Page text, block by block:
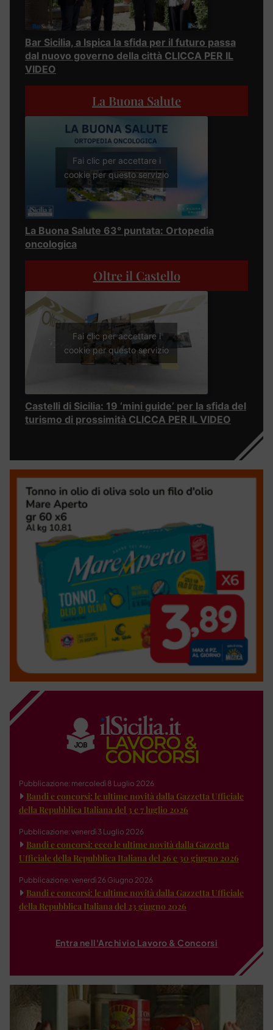
Bar Sicilia, a Ispica la sfida per il futuro passa
dal nuovo governo della città CLICCA PER IL
VIDEO
La Buona Salute
Fai clic per accettare i
cookie per questo servizio
La Buona Salute 63° puntata: Ortopedia
oncologica
Oltre il Castello
Fai clic per accettare i
cookie per questo servizio
Castelli di Sicilia: 19 ‘mini guide’ per la sfida del
turismo di prossimità CLICCA PER IL VIDEO
Pubblicazione: mercoledì 8 Luglio 2026
Bandi e concorsi: le ultime novità dalla Gazzetta Ufficiale
della Repubblica Italiana del 3 e 7 luglio 2026
Pubblicazione: venerdì 3 Luglio 2026
Bandi e concorsi: ecco le ultime novità dalla Gazzetta
Ufficiale della Repubblica Italiana del 26 e 30 giugno 2026
Pubblicazione: venerdì 26 Giugno 2026
Bandi e concorsi: le ultime novità dalla Gazzetta Ufficiale
della Repubblica Italiana del 23 giugno 2026
Entra nell'Archivio Lavoro & Concorsi